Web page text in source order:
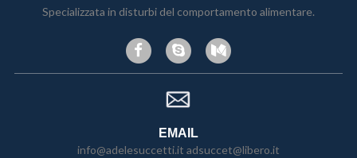
Specializzata in disturbi del comportamento alimentare.
EMAIL
info@adelesuccetti.it adsuccet@libero.it